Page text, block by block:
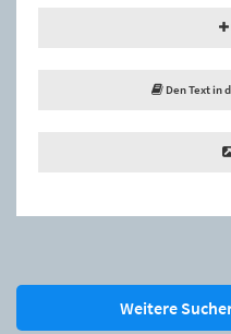
Den Text in
Weitere